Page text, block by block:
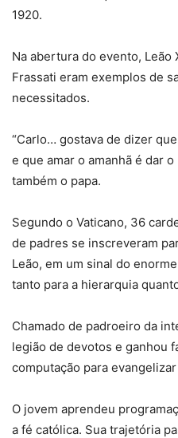
1920.
Na abertura do evento, Leão
Frassati eram exemplos de
necessitados.
“Carlo… gostava de dizer
e que amar o amanhã é dar
também o papa.
Segundo o Vaticano, 36
de padres se inscreveram
Leão, em um sinal do
tanto para a hierarquia
Chamado de padroeiro da
legião de devotos e ganhou
computação para
O jovem aprendeu
a fé católica. Sua trajetória